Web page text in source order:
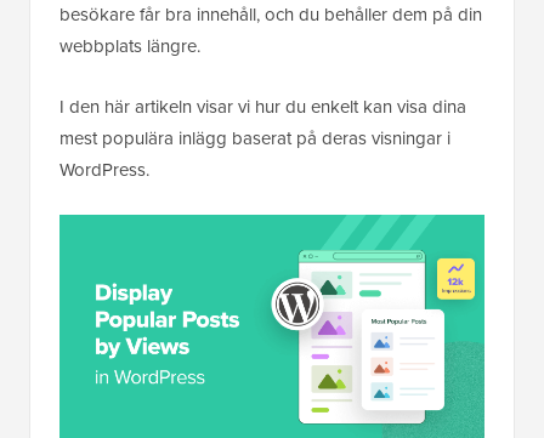
besökare får bra innehåll, och du behåller dem på din
webbplats längre.
I den här artikeln visar vi hur du enkelt kan visa dina
mest populära inlägg baserat på deras visningar i
WordPress.